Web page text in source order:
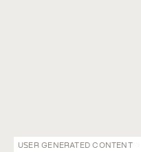
USER GENERATED CONTENT